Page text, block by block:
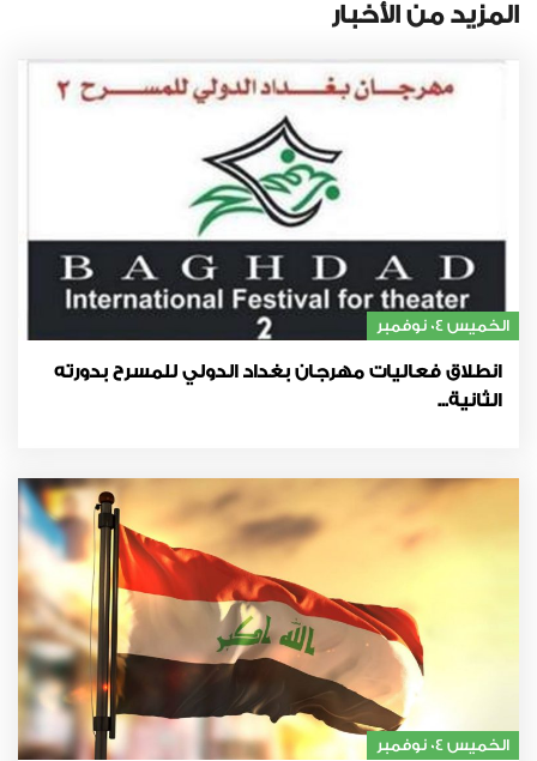
المزيد من الأخبار
الخميس 04 نوفمبر
انطلاق فعاليات مهرجان بغداد الدولي للمسرح بدورته
الثانية...
الخميس 04 نوفمبر